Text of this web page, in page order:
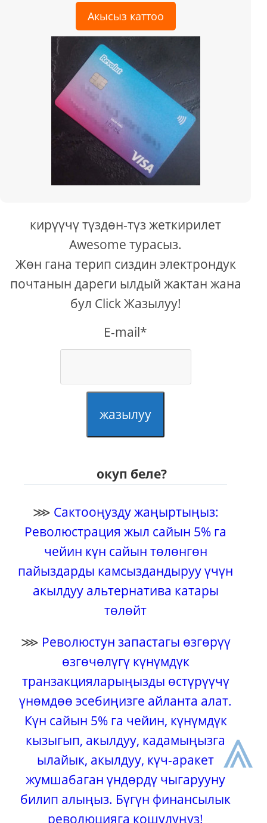
Акысыз каттоо
кирүүчү түздөн-түз жеткирилет
Awesome турасыз.
Жөн гана терип сиздин электрондук
почтанын дареги ылдый жактан жана
бул Click Жазылуу!
E-mail*
жазылуу
окуп беле?
⋙ Сактооңузду жаңыртыңыз:
Революстрация жыл сайын 5% га
чейин күн сайын төлөнгөн
пайыздарды камсыздандыруу үчүн
акылдуу альтернатива катары
төлөйт
⋙ Революстун запастагы өзгөрүү
өзгөчөлүгү күнүмдүк
транзакцияларыңызды өстүрүүчү
үнөмдөө эсебиңизге айланта алат.
Күн сайын 5% га чейин, күнүмдүк
кызыгып, акылдуу, кадамыңызга
ылайык, акылдуу, күч-аракет
жумшабаган үндөрдү чыгарууну
билип алыңыз. Бүгүн финансылык
революцияга кошулуңуз!
⩓